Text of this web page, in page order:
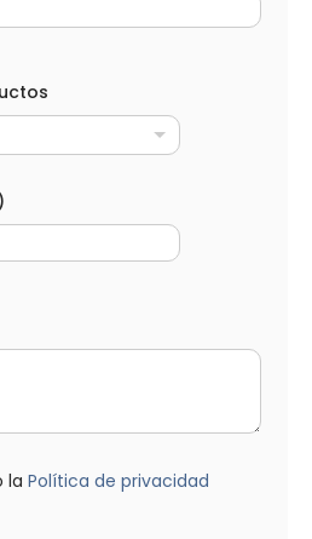
la Política de privacidad